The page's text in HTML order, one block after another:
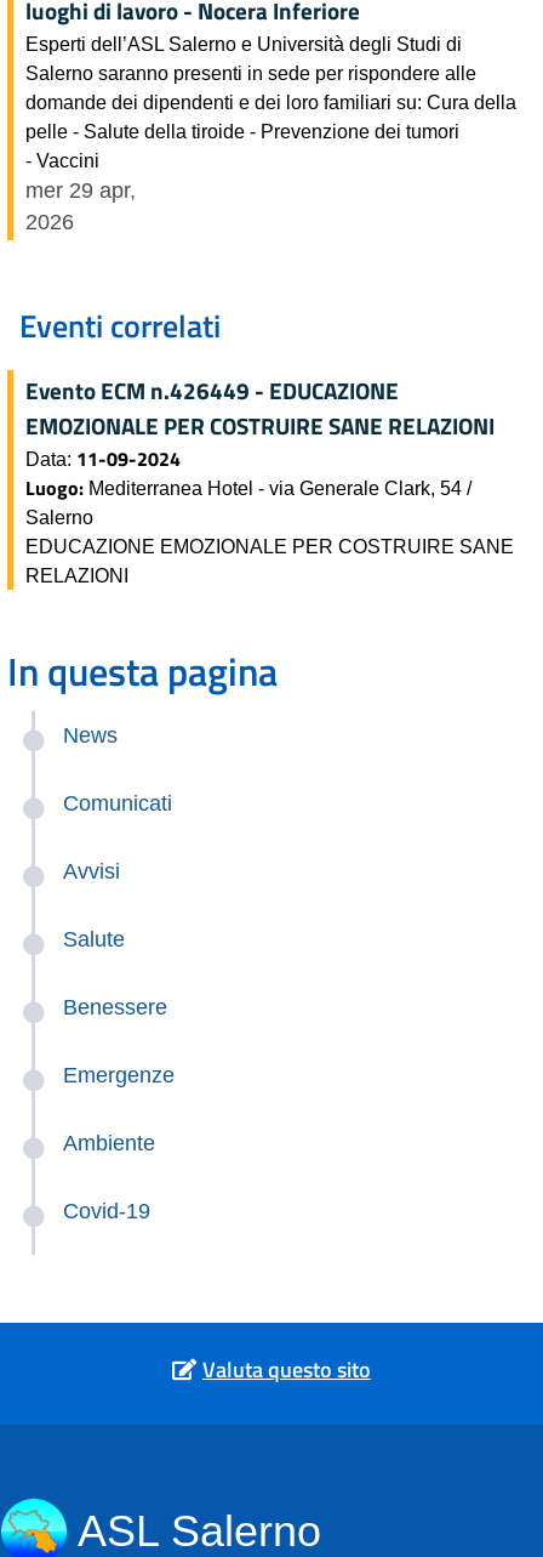
luoghi di lavoro - Nocera Inferiore
Esperti dell’ASL Salerno e Università degli Studi di
Salerno saranno presenti in sede per rispondere alle
domande dei dipendenti e dei loro familiari su: Cura della
pelle - Salute della tiroide - Prevenzione dei tumori
- Vaccini
mer 29 apr,
2026
Eventi correlati
Evento ECM n.426449 - EDUCAZIONE
EMOZIONALE PER COSTRUIRE SANE RELAZIONI
Data: 11-09-2024
Luogo: Mediterranea Hotel - via Generale Clark, 54 /
Salerno
EDUCAZIONE EMOZIONALE PER COSTRUIRE SANE
RELAZIONI
In questa pagina
News
Comunicati
Avvisi
Salute
Benessere
Emergenze
Ambiente
Covid-19
Valuta questo sito
ASL Salerno